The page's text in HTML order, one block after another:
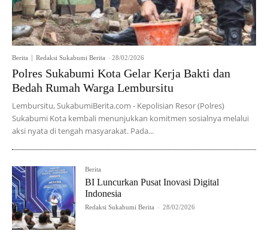
Berita Redaksi Sukabumi Berita - 28/02/2026
Polres Sukabumi Kota Gelar Kerja Bakti dan
Bedah Rumah Warga Lembursitu
Lembursitu, SukabumiBerita.com - Kepolisian Resor (Polres)
Sukabumi Kota kembali menunjukkan komitmen sosialnya melalui
aksi nyata di tengah masyarakat. Pada...
Berita
BI Luncurkan Pusat Inovasi Digital
Indonesia
Redaksi Sukabumi Berita - 28/02/2026